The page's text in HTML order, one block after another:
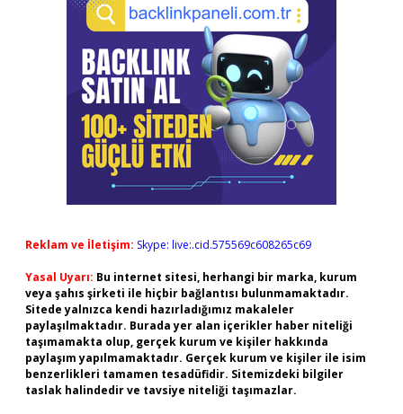
Reklam ve İletişim: Skype: live:.cid.575569c608265c69
Yasal Uyarı: Bu internet sitesi, herhangi bir marka, kurum
veya şahıs şirketi ile hiçbir bağlantısı bulunmamaktadır.
Sitede yalnızca kendi hazırladığımız makaleler
paylaşılmaktadır. Burada yer alan içerikler haber niteliği
taşımamakta olup, gerçek kurum ve kişiler hakkında
paylaşım yapılmamaktadır. Gerçek kurum ve kişiler ile isim
benzerlikleri tamamen tesadüfidir. Sitemizdeki bilgiler
taslak halindedir ve tavsiye niteliği taşımazlar.